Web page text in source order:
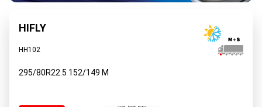
HIFLY
HH102
295/80R22.5 152/149 M